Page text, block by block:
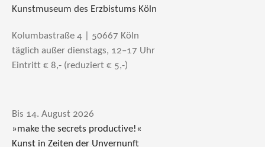
Kunstmuseum des Erzbistums Köln
Kolumbastraße 4 | 50667 Köln
täglich außer dienstags, 12–17 Uhr
Eintritt € 8,- (reduziert € 5,-)
Bis 14. August 2026
»make the secrets productive!«
Kunst in Zeiten der Unvernunft